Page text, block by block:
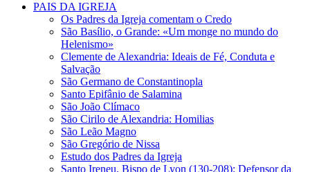
PAIS DA IGREJA
Os Padres da Igreja comentam o Credo
São Basílio, o Grande: «Um monge no mundo do
Helenismo»
Clemente de Alexandria: Ideais de Fé, Conduta e
Salvação
São Germano de Constantinopla
Santo Epifânio de Salamina
São João Clímaco
São Cirilo de Alexandria: Homilias
São Leão Magno
São Gregório de Nissa
Estudo dos Padres da Igreja
Santo Ireneu, Bispo de Lyon (130-208): Defensor da